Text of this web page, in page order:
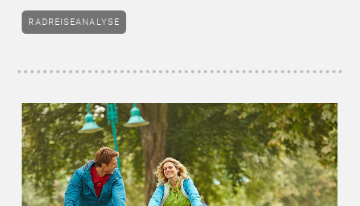
RADREISEANALYSE